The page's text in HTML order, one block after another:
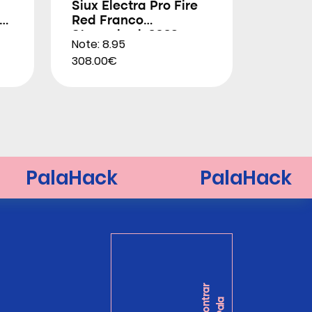
Siux Electra Pro Fire
Red Franco
Note: 8.95
308.00€